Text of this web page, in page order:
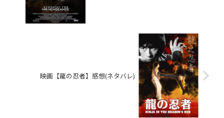
映画【龍の忍者】感想(ネタバレ)